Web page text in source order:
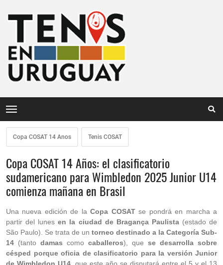
Copa COSAT 14 Anos Tenis COSAT
Copa COSAT 14 Años: el clasificatorio
sudamericano para Wimbledon 2025 Junior U14
comienza mañana en Brasil
Una nueva edición de laCopa COSATse pondrá en marcha a
partir del lunesen la ciudad de Bragança Paulista(estado de
São Paulo). Se trata de un torneo destinado a la Categoría Sub-
14 (tanto damas como caballeros), que se desarrolla sobre
césped porque oficia de clasificatorio para la versión Junior